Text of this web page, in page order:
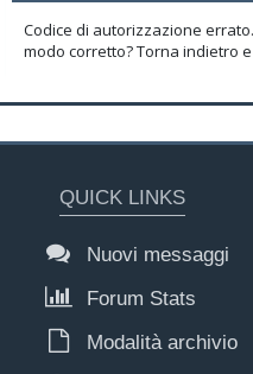
Codice di autorizzazione
modo corretto? Torna indietro
QUICK LINKS
Nuovi messaggi
Forum Stats
Modalità archivio